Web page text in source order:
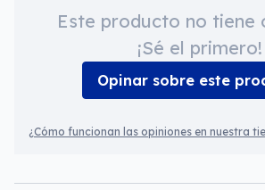
Este producto no tiene
¡Sé el primero!
Opinar sobre este
¿Cómo funcionan las opiniones en nuestra